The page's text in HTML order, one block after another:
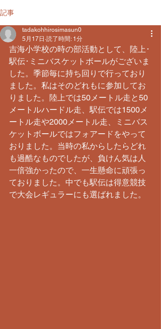
記事
tadakohhirosimasun0
5月17日 読了時間: 1分
吉海小学校の時の部活動として、陸上･
駅伝･ミニバスケットボールがございま
した。季節毎に持ち回りで行っており
ました。私はそのどれもに参加してお
りました。陸上では50メートル走と50
メートルハードル走、駅伝では1500メ
ートル走や2000メートル走、ミニバス
ケットボールではフォアードをやって
おりました。当時の私からしたらどれ
も過酷なものでしたが、負けん気は人
一倍強かったので、一生懸命に頑張っ
ておりました。中でも駅伝は得意競技
で大会レギュラーにも選ばれました。